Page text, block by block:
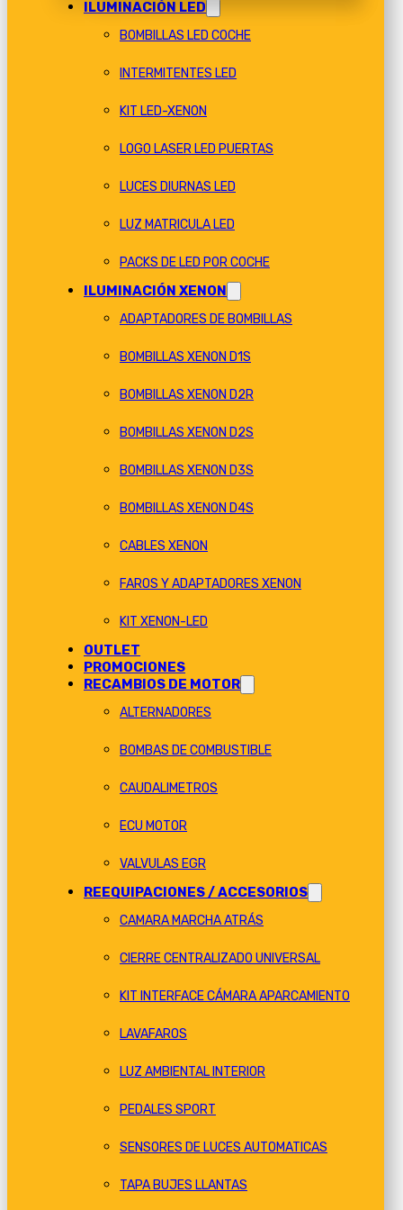
ILUMINACIÓN LED
BOMBILLAS LED COCHE
INTERMITENTES LED
KIT LED-XENON
LOGO LASER LED PUERTAS
LUCES DIURNAS LED
LUZ MATRICULA LED
PACKS DE LED POR COCHE
ILUMINACIÓN XENON
ADAPTADORES DE BOMBILLAS
BOMBILLAS XENON D1S
BOMBILLAS XENON D2R
BOMBILLAS XENON D2S
BOMBILLAS XENON D3S
BOMBILLAS XENON D4S
CABLES XENON
FAROS Y ADAPTADORES XENON
KIT XENON-LED
OUTLET
PROMOCIONES
RECAMBIOS DE MOTOR
ALTERNADORES
BOMBAS DE COMBUSTIBLE
CAUDALIMETROS
ECU MOTOR
VALVULAS EGR
REEQUIPACIONES / ACCESORIOS
CAMARA MARCHA ATRÁS
CIERRE CENTRALIZADO UNIVERSAL
KIT INTERFACE CÁMARA APARCAMIENTO
LAVAFAROS
LUZ AMBIENTAL INTERIOR
PEDALES SPORT
SENSORES DE LUCES AUTOMATICAS
TAPA BUJES LLANTAS